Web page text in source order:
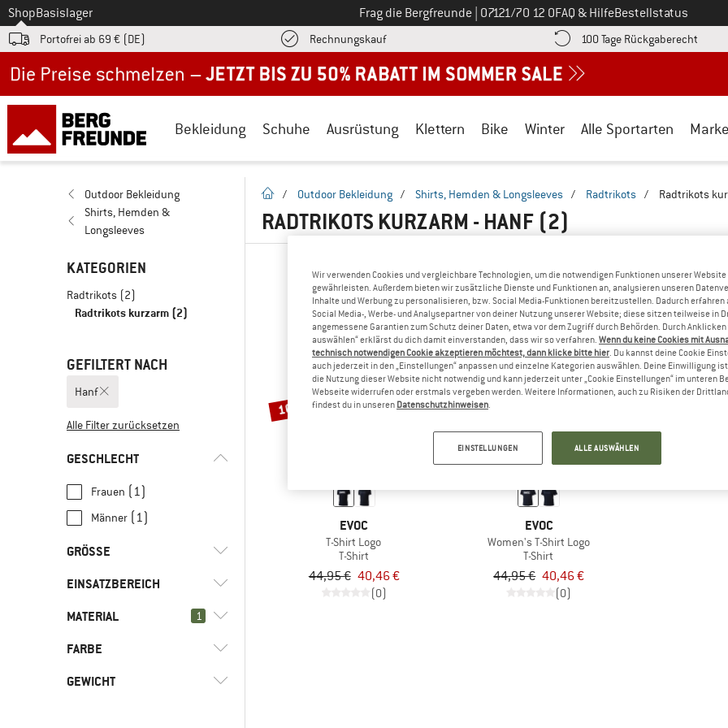
Zum
ShopBasislager Frag die Bergfreunde Ruf uns an unter
07121/70 12 0FAQ & HilfeBestellstatus
Portofrei ab 69 € (DE) RechnungskaufFinde die Zahlungs-Infos hier! Öffnet sich in einer Infobox
100 Tage Rückgaberecht
Bekleidung Schuhe Ausrüstung Klettern Bike Winter Alle Sportarten
Outdoor Bekleidung
Shirts, Hemden &
Longsleeves
KATEGORIEN
Radtrikots (2)
Radtrikots kurzarm (2)
GEFILTERT NACH
Hanf
Alle Filter zurücksetzen
GESCHLECHT
Frauen (1)
Männer (1)
GRÖSSE
S M L
EINSATZBEREICH
Alltag
Freizeit
MATERIAL 1
Hanf
Baumwolle
FARBE
GEWICHT
Startseite
/ Outdoor Bekleidung / Shirts, Hemden & Longsleeves / Radtrikots / Radtrikots
RADTRIKOTS KURZARM - HANF (2)
10%
EVOC
T-Shirt Logo
T-Shirt
44,95 € 40,46 €
(0)
10%
EVOC
Women's T-Shirt Logo
T-Shirt
44,95 € 40,46 €
(0)
Wir verwenden Cookies und vergleichbare Technologien, um die notwendigen Funktionen unserer Website
gewährleisten. Außerdem bieten wir zusätzliche Dienste und Funktionen an, analysieren unseren
Inhalte und Werbung zu personalisieren, bzw. Social Media-Funktionen bereitzustellen. Dadurch erfahren
Social Media-, Werbe- und Analysepartner von deiner Nutzung unserer Website; diese sitzen teilweise in
angemessene Garantien zum Schutz deiner Daten, etwa vor dem Zugriff durch Behörden. Durch Anklicken
auswählen“ erklärst du dich damit einverstanden, dass wir so verfahren. Wenn du keine Cookies mit
technisch notwendigen Cookie akzeptieren möchtest, dann klicke bitte hier. Du kannst deine Cookie
auch jederzeit in den „Einstellungen“ anpassen und einzelne Kategorien auswählen. Deine Einwilligung
die Nutzung dieser Website nicht notwendig und kann jederzeit unter „Cookie Einstellungen“ im unteren
Webseite widerrufen oder erstmals vergeben werden. Weitere Informationen, auch zu Risiken der
findest du in unseren Datenschutzhinweisen.
EINSTELLUNGEN ALLE AUSWÄHLEN